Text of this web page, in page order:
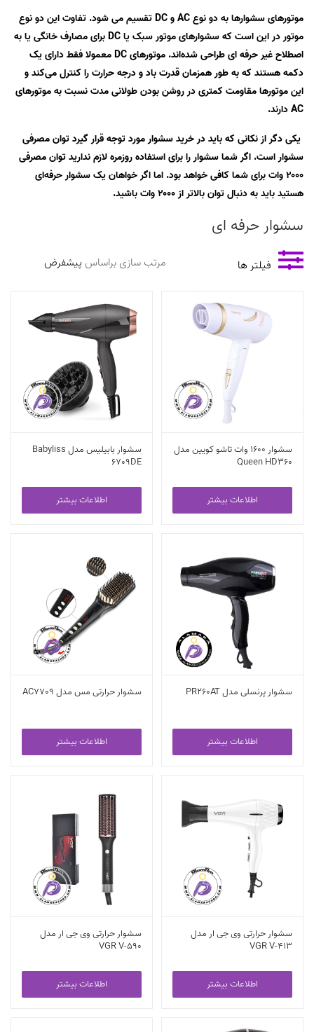
موتورهای سشوارها به دو نوع AC و DC تقسیم می شود. تفاوت این دو نوع
موتور در این است که سشوارهای موتور سبک یا DC برای مصارف خانگی یا به
اصطلاح غیر حرفه ای طراحی شده‌اند. موتورهای DC معمولا فقط دارای یک
دکمه هستند که به طور همزمان قدرت باد و درجه حرارت را کنترل می‌کند و
این موتورها مقاومت کمتری در روشن بودن طولانی مدت نسبت به موتورهای
AC دارند.
یکی دگر از نکانی که باید در خرید سشوار مورد توجه قرار گیرد توان مصرفی
سشوار است. اگر شما سشوار را برای استفاده روزمره لازم ندارید توان مصرفی
۲۰۰۰ وات برای شما کافی خواهد بود. اما اگر خواهان یک سشوار حرفه‌ای
هستید باید به دنبال توان بالاتر از ۲۰۰۰ وات باشید.
سشوار حرفه ای
فیلتر ها مرتب سازی براساس
سشوار 1600 وات تاشو کویین مدل
Queen HD360
اطلاعات بیشتر
سشوار بابیلیس مدل Babyliss
6709DE
اطلاعات بیشتر
سشوار پرنسلی مدل PR260AT
اطلاعات بیشتر
سشوار حرارتی مس مدل AC7709
اطلاعات بیشتر
سشوار حرارتی وی جی ار مدل
VGR V-413
اطلاعات بیشتر
سشوار حرارتی وی جی ار مدل
VGR V-590
اطلاعات بیشتر